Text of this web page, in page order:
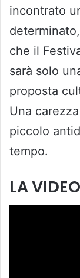
incontrato
che il
sarà solo
proposta
Una
piccolo
tempo.
LA